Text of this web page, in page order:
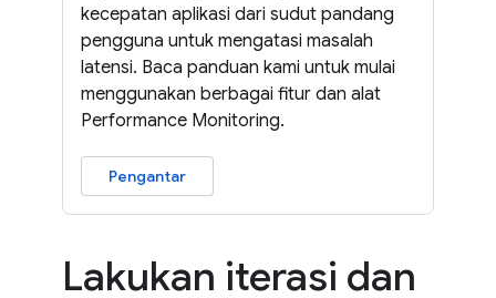
kecepatan aplikasi dari sudut pandang
pengguna untuk mengatasi masalah
latensi. Baca panduan kami untuk mulai
menggunakan berbagai fitur dan alat
Performance Monitoring.
Pengantar
Lakukan iterasi dan